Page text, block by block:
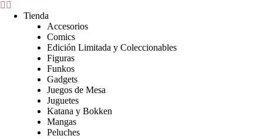
Tienda
Accesorios
Comics
Edición Limitada y Coleccionables
Figuras
Funkos
Gadgets
Juegos de Mesa
Juguetes
Katana y Bokken
Mangas
Peluches